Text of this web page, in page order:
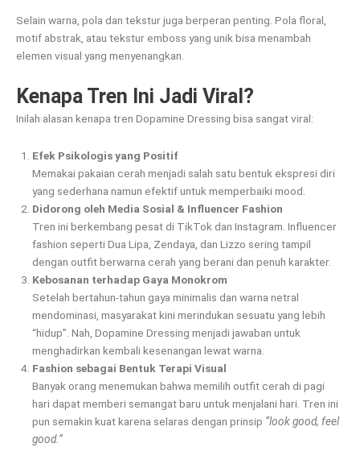
Selain warna, pola dan tekstur juga berperan penting. Pola floral,
motif abstrak, atau tekstur emboss yang unik bisa menambah
elemen visual yang menyenangkan.
Kenapa Tren Ini Jadi Viral?
Inilah alasan kenapa tren Dopamine Dressing bisa sangat viral:
Efek Psikologis yang Positif
Memakai pakaian cerah menjadi salah satu bentuk ekspresi diri
yang sederhana namun efektif untuk memperbaiki mood.
Didorong oleh Media Sosial & Influencer Fashion
Tren ini berkembang pesat di TikTok dan Instagram. Influencer
fashion seperti Dua Lipa, Zendaya, dan Lizzo sering tampil
dengan outfit berwarna cerah yang berani dan penuh karakter.
Kebosanan terhadap Gaya Monokrom
Setelah bertahun-tahun gaya minimalis dan warna netral
mendominasi, masyarakat kini merindukan sesuatu yang lebih
“hidup”. Nah, Dopamine Dressing menjadi jawaban untuk
menghadirkan kembali kesenangan lewat warna.
Fashion sebagai Bentuk Terapi Visual
Banyak orang menemukan bahwa memilih outfit cerah di pagi
hari dapat memberi semangat baru untuk menjalani hari. Tren ini
pun semakin kuat karena selaras dengan prinsip “look good, feel
good.”